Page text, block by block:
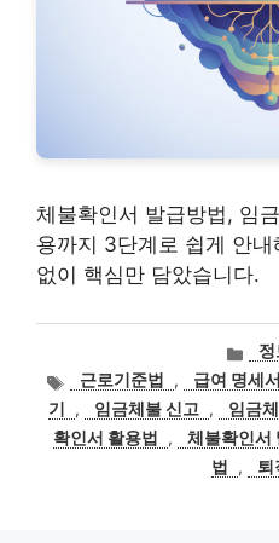
체불확인서 발급방법, 임
용까지 3단계로 쉽게 안
없이 핵심만 담았습니다.
카
테
고
리
정
태근로기준법 , 급여 명세서
기
, 임금체불 신고 , 임금
확인서 활용법
, 체불확인서
법
, 퇴